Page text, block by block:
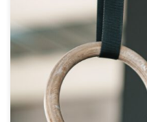
Liebe aktive und passive
Gönner und Interessierte. Der
Sie herzlich zur
Montag, den 10. März 2025 um
Simonswald. Tagesordnung
Bericht Vereinsjahr Bericht